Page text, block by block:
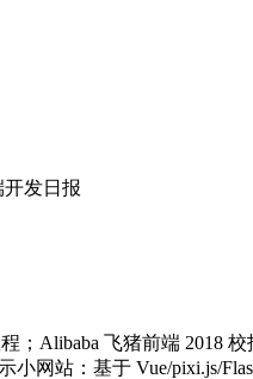
开发日报
；Alibaba 飞猪前端 2018
小网站：基于 Vue/pixi.js/